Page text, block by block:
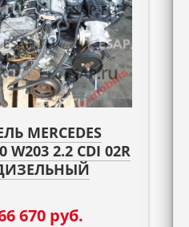
MERCEDES
W203 2.2 CDI 02R
670 руб.